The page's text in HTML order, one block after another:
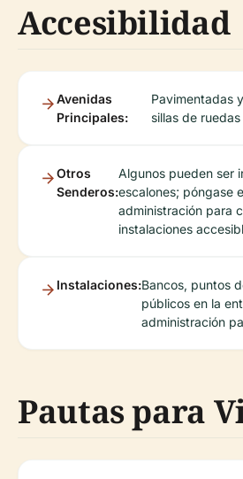
Accesibilidad
Avenidas
Principales:
Pavimentadas
sillas de ruedas
Otros
Senderos:
Algunos pueden ser
escalones; póngase
administración para
instalaciones
Instalaciones:Bancos, puntos
públicos en la
administración
Pautas para